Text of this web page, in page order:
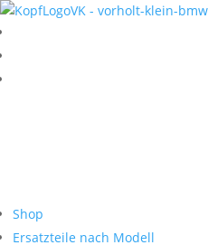
Shop
Ersatzteile nach Modell